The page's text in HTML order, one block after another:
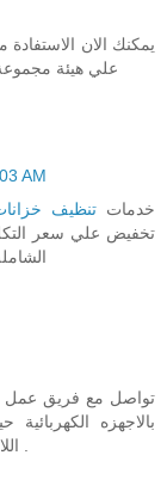
يمكنك الان
علي هيئة
AM
خدمات تنظيف
تخفيض علي سعر
تواصل مع فريق عمل
بالاجهزه